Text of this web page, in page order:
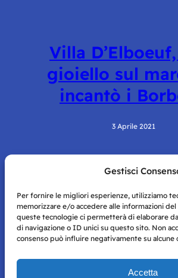
Gestisci
Per fornire le migliori esperienze, utilizziamo
memorizzare e/o accedere alle informazioni
queste tecnologie ci permetterà di elaborare
di navigazione o ID unici su questo sito. Non
consenso può influire negativamente su
Accetta
Villa
gioiello sul
incantò i
3 Aprile 2021
Storie di Napoli è una testata registrata
Tutte le immagini e i contenuti su questo sito
per mero scopo didattico e informativo.